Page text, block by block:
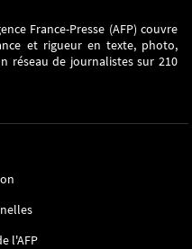
France-Presse (AFP) couvre
et rigueur en texte, photo,
réseau de journalistes sur 210
l'AFP